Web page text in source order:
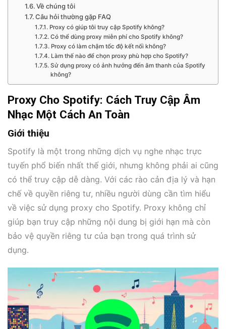
Về chúng tôi
Câu hỏi thường gặp FAQ
Proxy có giúp tôi truy cập Spotify không?
Có thể dùng proxy miễn phí cho Spotify không?
Proxy có làm chậm tốc độ kết nối không?
Làm thế nào để chọn proxy phù hợp cho Spotify?
Sử dụng proxy có ảnh hưởng đến âm thanh của Spotify
không?
Proxy Cho Spotify: Cách Truy Cập Âm
Nhạc Một Cách An Toàn
Giới thiệu
Spotify là một trong những dịch vụ nghe nhạc trực
tuyến phổ biến nhất thế giới, nhưng không phải ai cũng
có thể truy cập dễ dàng. Với các rào cản địa lý và hạn
chế về quyền riêng tư, nhiều người dùng cần tìm hiểu
về việc sử dụng proxy cho Spotify. Proxy không chỉ
giúp bạn truy cập những nội dung bị giới hạn mà còn
bảo vệ quyền riêng tư của bạn trong quá trình sử
dụng.